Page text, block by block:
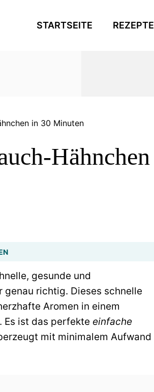
STARTSEITE REZEPTE
in 30 Minuten
Hähnchen
gesunde und
richtig. Dieses schnelle
Aromen in einem
Es ist das perfekte einfache
mit minimalem Aufwand